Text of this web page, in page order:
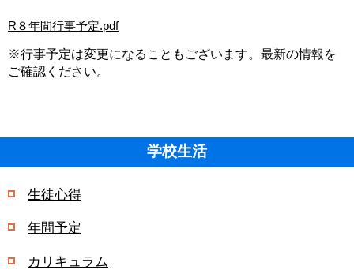
R８年間行事予定.pdf
※行事予定は変更になることもございます。最新の情報を
ご確認ください。
学校生活
生徒心得
年間予定
カリキュラム